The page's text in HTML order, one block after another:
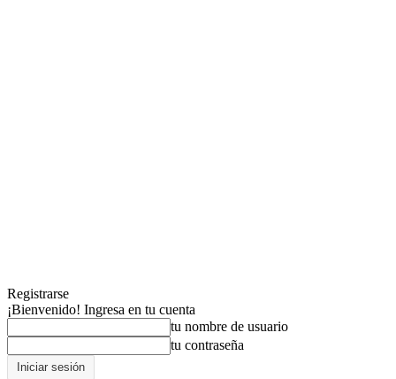
Registrarse
¡Bienvenido! Ingresa en tu cuenta
tu nombre de usuario
tu contraseña